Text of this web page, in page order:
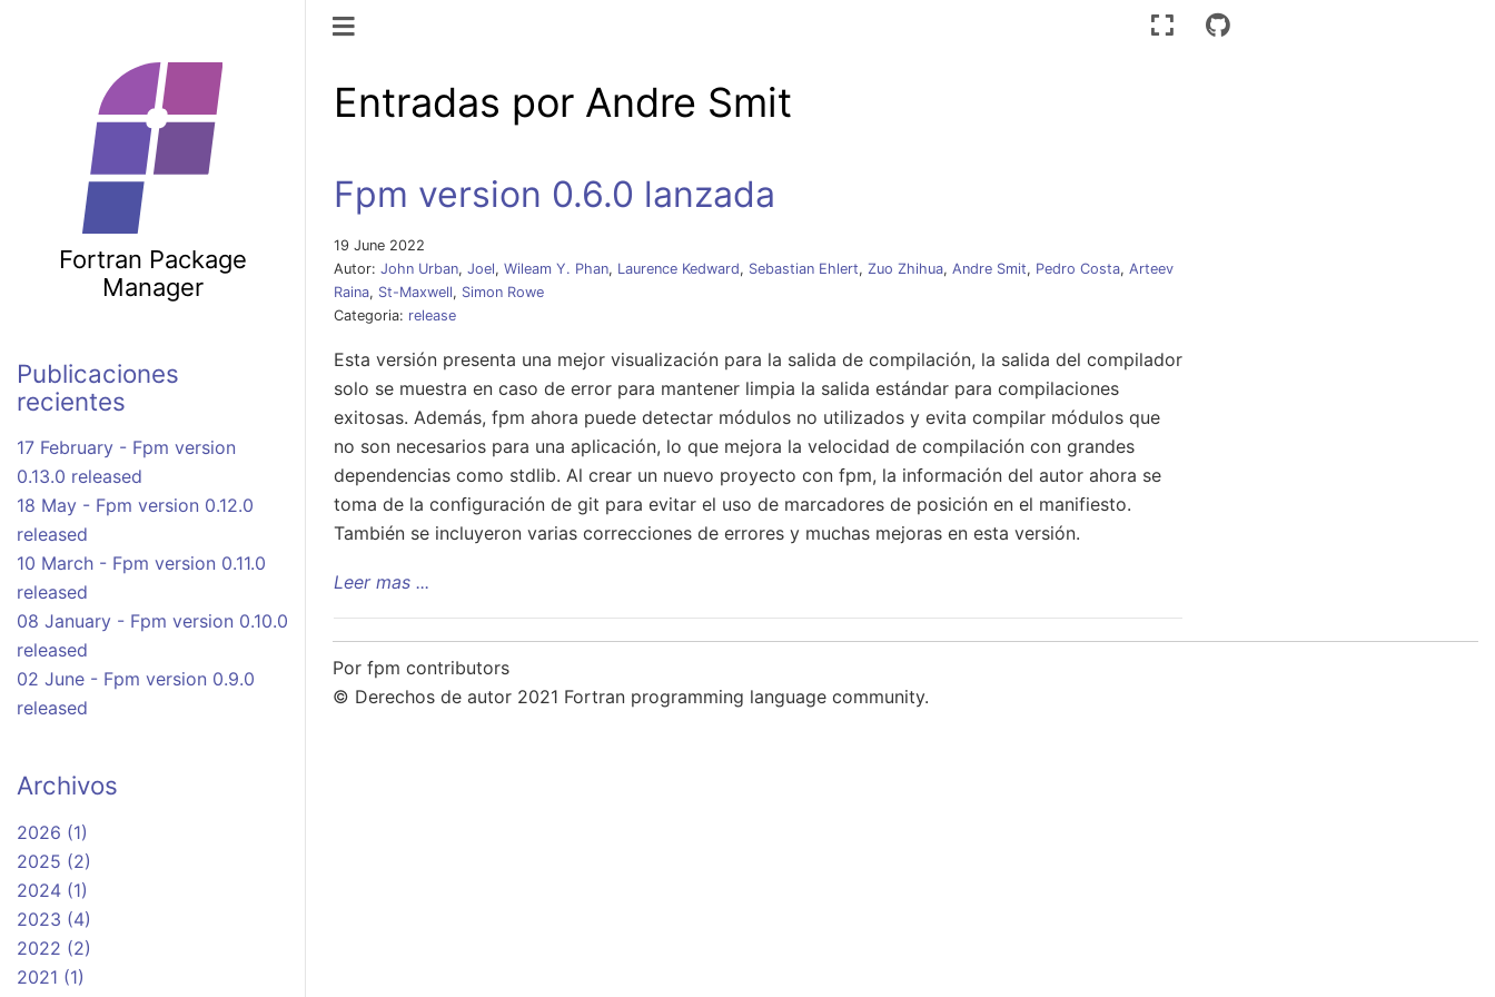
Fortran Package
Manager
Publicaciones
recientes
17 February - Fpm version
0.13.0 released
18 May - Fpm version 0.12.0
released
10 March - Fpm version 0.11.0
released
08 January - Fpm version 0.10.0
released
02 June - Fpm version 0.9.0
released
Archivos
2026 (1)
2025 (2)
2024 (1)
2023 (4)
2022 (2)
2021 (1)
Navegación de palanca
Entradas por Andre Smit
Fpm version 0.6.0 lanzada
19 June 2022
Autor: John Urban, Joel, Wileam Y. Phan, Laurence Kedward, Sebastian Ehlert, Zuo Zhihua, Andre Smit, Pedro Costa, Arteev
Raina, St-Maxwell, Simon Rowe
Categoria: release
Esta versión presenta una mejor visualización para la salida de compilación, la salida del compilador
solo se muestra en caso de error para mantener limpia la salida estándar para compilaciones
exitosas. Además, fpm ahora puede detectar módulos no utilizados y evita compilar módulos que
no son necesarios para una aplicación, lo que mejora la velocidad de compilación con grandes
dependencias como stdlib. Al crear un nuevo proyecto con fpm, la información del autor ahora se
toma de la configuración de git para evitar el uso de marcadores de posición en el manifiesto.
También se incluyeron varias correcciones de errores y muchas mejoras en esta versión.
Leer mas ...
Por fpm contributors
© Derechos de autor 2021 Fortran programming language community.